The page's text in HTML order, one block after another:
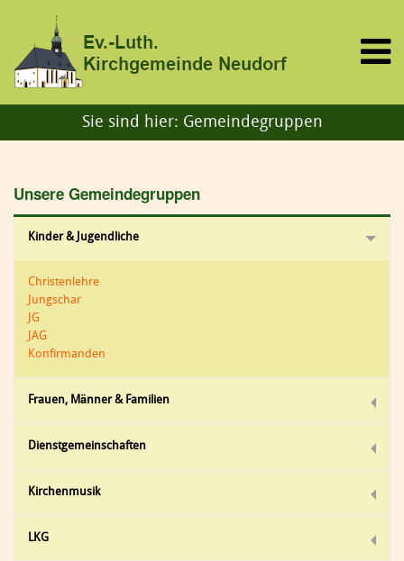
Sie sind hier: Gemeindegruppen
Unsere Gemeindegruppen
Kinder & Jugendliche
Christenlehre
Jungschar
JG
JAG
Konfirmanden
Frauen, Männer & Familien
Dienstgemeinschaften
Kirchenmusik
LKG